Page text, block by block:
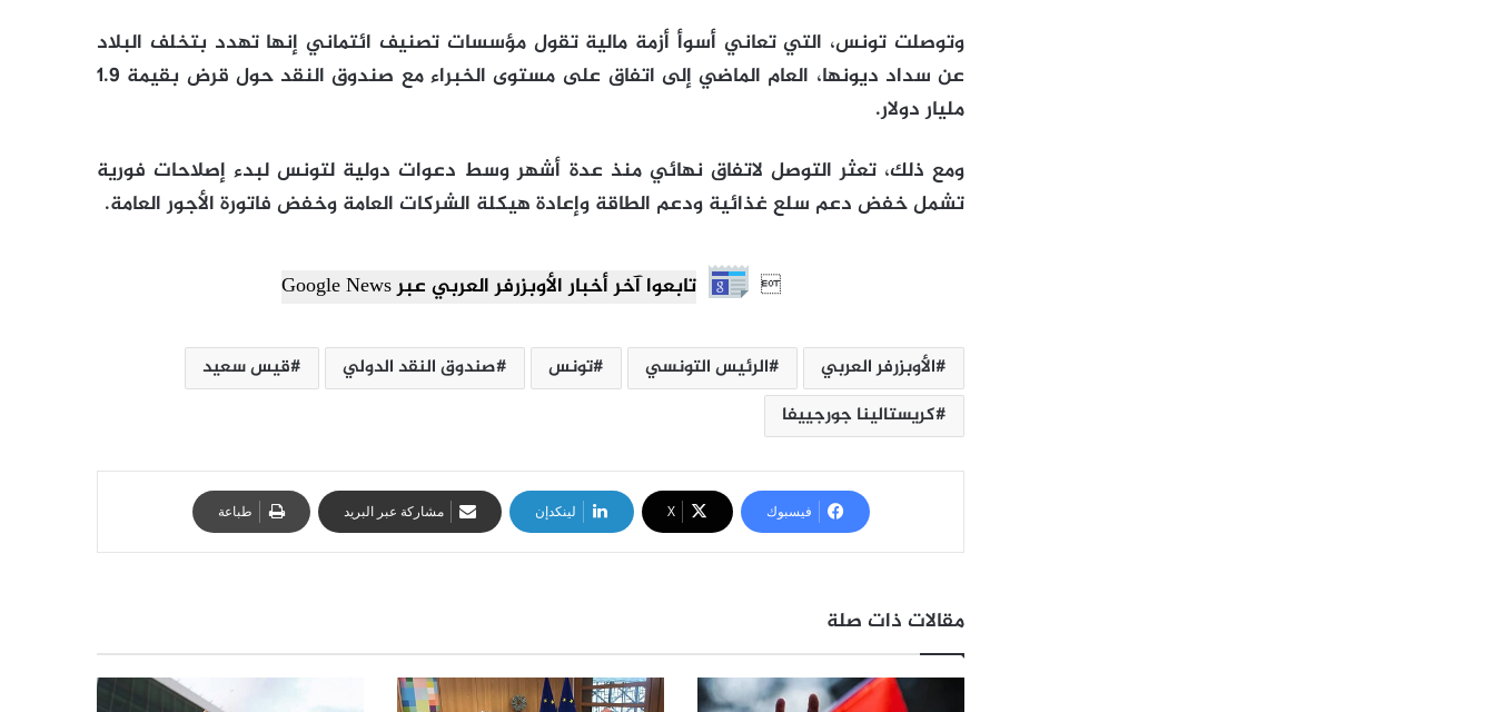
وتوصلت تونس، التي تعاني أسوأ أزمة مالية تقول مؤسسات تصنيف ائتماني إنها تهدد بتخلف البلاد
عن سداد ديونها، العام الماضي إلى اتفاق على مستوى الخبراء مع صندوق النقد حول قرض بقيمة 1.9
مليار دولار.
ومع ذلك، تعثر التوصل لاتفاق نهائي منذ عدة أشهر وسط دعوات دولية لتونس لبدء إصلاحات فورية
تشمل خفض دعم سلع غذائية ودعم الطاقة وإعادة هيكلة الشركات العامة وخفض فاتورة الأجور العامة.
 تابعوا آخر أخبار الأوبزرفر العربي عبر Google News
الأوبزرفر العربي الرئيس التونسي تونس صندوق النقد الدولي
قيس سعيد
كريستالينا جورجييفا
فيسبوك ‫X لينكدإن مشاركة عبر البريد طباعة
مقالات ذات صلة